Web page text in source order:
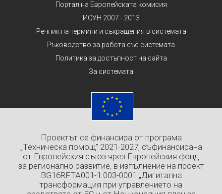
Портал на Европейската комисия
ИСУН 2007 - 2013
Речник на термини и съкращения в системата
Ръководство за работа със системата
Политика за достъпност на сайта
За системата
Проектът се финансира от програма
„Техническа помощ” 2021-2027, съфинансирана
от Европейския съюз чрез Европейския фонд
за регионално развитие, в изпълнение на проект
BG16RFTA001-1.003-0001 „Дигитална
трансформация при управлението на